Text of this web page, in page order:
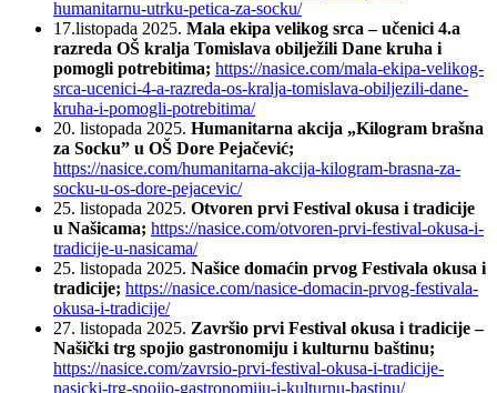
humanitarnu-utrku-petica-za-socku/
17.listopada 2025. Mala ekipa velikog srca – učenici 4.a
razreda OŠ kralja Tomislava obilježili Dane kruha i
pomogli potrebitima; https://nasice.com/mala-ekipa-velikog-
srca-ucenici-4-a-razreda-os-kralja-tomislava-obiljezili-dane-
kruha-i-pomogli-potrebitima/
20. listopada 2025. Humanitarna akcija „Kilogram brašna
za Socku” u OŠ Dore Pejačević;
https://nasice.com/humanitarna-akcija-kilogram-brasna-za-
socku-u-os-dore-pejacevic/
25. listopada 2025. Otvoren prvi Festival okusa i tradicije
u Našicama; https://nasice.com/otvoren-prvi-festival-okusa-i-
tradicije-u-nasicama/
25. listopada 2025. Našice domaćin prvog Festivala okusa i
tradicije; https://nasice.com/nasice-domacin-prvog-festivala-
okusa-i-tradicije/
27. listopada 2025. Završio prvi Festival okusa i tradicije –
Našički trg spojio gastronomiju i kulturnu baštinu;
https://nasice.com/zavrsio-prvi-festival-okusa-i-tradicije-
nasicki-trg-spojio-gastronomiju-i-kulturnu-bastinu/